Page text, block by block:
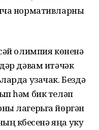
нормативларны
олимпия көненә
дәвам итәчәк
узачак. Бездә
һәм бик теләп
лагерьга йөргән
күбесенә яңа уку